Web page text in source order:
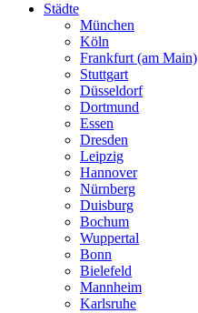
Städte
München
Köln
Frankfurt (am Main)
Stuttgart
Düsseldorf
Dortmund
Essen
Dresden
Leipzig
Hannover
Nürnberg
Duisburg
Bochum
Wuppertal
Bonn
Bielefeld
Mannheim
Karlsruhe